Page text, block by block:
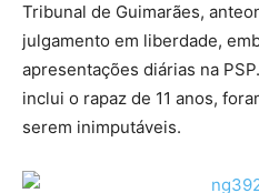
Tribunal de Guimarães,
julgamento em liberdade,
apresentações diárias na
inclui o rapaz de 11 anos,
serem inimputáveis.